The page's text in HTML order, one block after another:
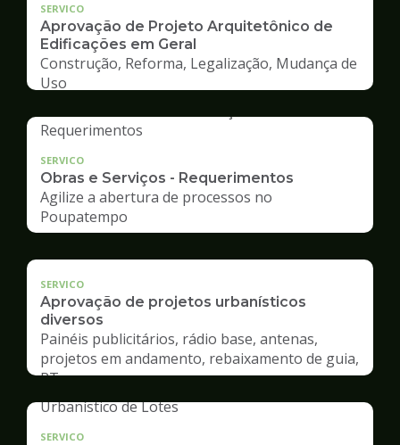
SERVICO
Aprovação de Projeto Arquitetônico de
Edificações em Geral
Construção, Reforma, Legalização, Mudança de
Uso
SERVICO
Obras e Serviços - Requerimentos
Agilize a abertura de processos no
Poupatempo
SERVICO
Aprovação de projetos urbanísticos
diversos
Painéis publicitários, rádio base, antenas,
projetos em andamento, rebaixamento de guia,
RT
SERVICO